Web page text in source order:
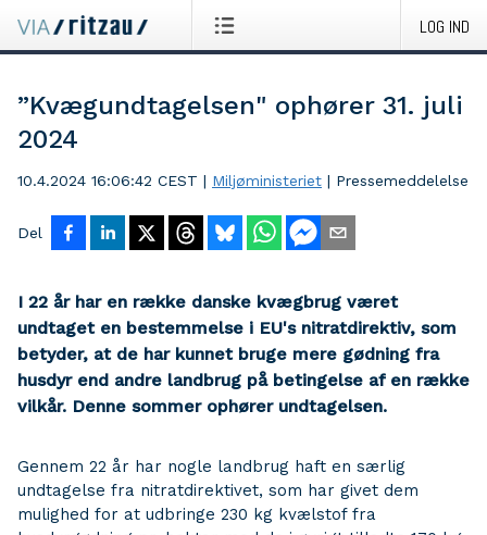
LOG IND
”Kvægundtagelsen" ophører 31. juli
2024
10.4.2024 16:06:42 CEST | Miljøministeriet | Pressemeddelelse
Del
I 22 år har en række danske kvægbrug været
undtaget en bestemmelse i EU's nitratdirektiv, som
betyder, at de har kunnet bruge mere gødning fra
husdyr end andre landbrug på betingelse af en række
vilkår. Denne sommer ophører undtagelsen.
Gennem 22 år har nogle landbrug haft en særlig
undtagelse fra nitratdirektivet, som har givet dem
mulighed for at udbringe 230 kg kvælstof fra